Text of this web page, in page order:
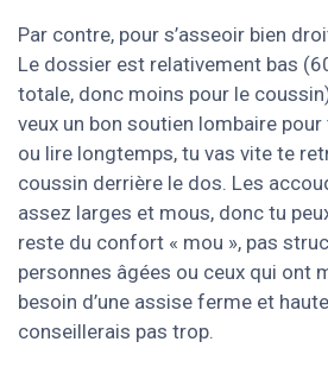
Par contre, pour s’asseoir bien
Le dossier est relativement bas
totale, donc moins pour le
veux un bon soutien lombaire
ou lire longtemps, tu vas vite te
coussin derrière le dos. Les
assez larges et mous, donc tu
reste du confort « mou », pas
personnes âgées ou ceux qui ont
besoin d’une assise ferme et
conseillerais pas trop.